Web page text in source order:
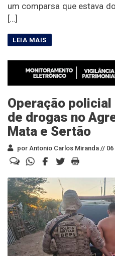
um comparsa que estava
[…]
Operação
de drogas no
Mata e Sertão
por Antonio Carlos Miranda //